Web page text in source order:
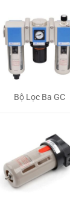
Bộ Lọc Ba GC